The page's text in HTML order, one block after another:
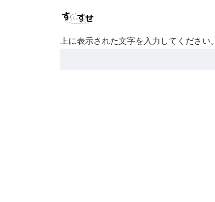
上に表示された文字を入力してください。